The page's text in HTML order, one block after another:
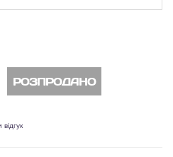
РОЗПРОДАНО